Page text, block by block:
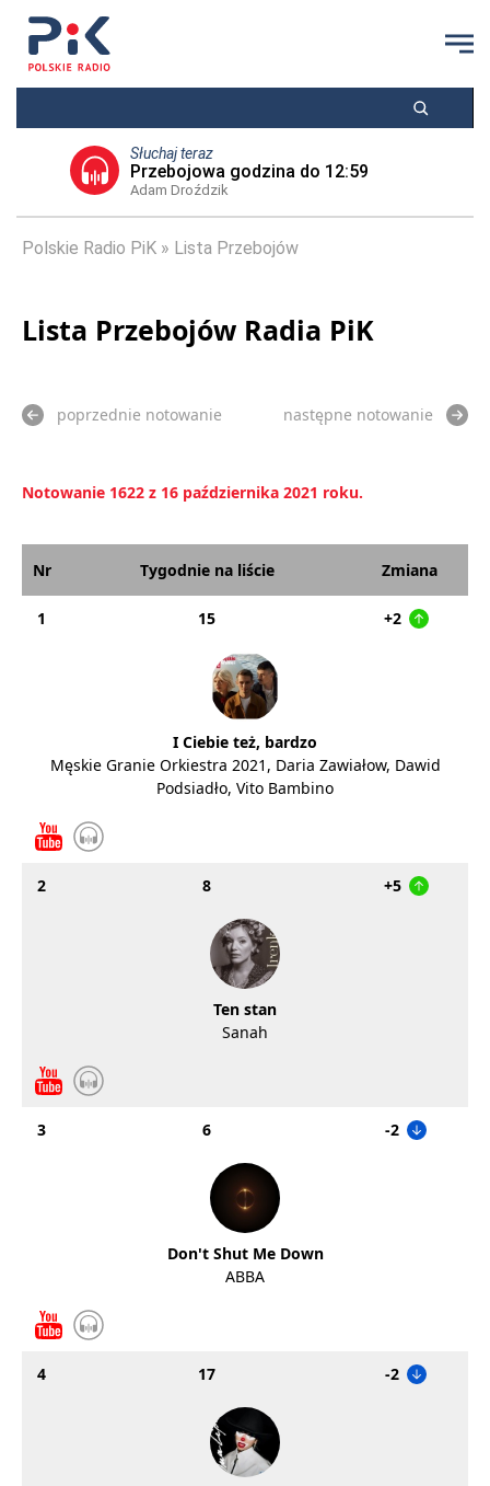
Słuchaj teraz
Przebojowa godzina do 12:59
Adam Droździk
Polskie Radio PiK Lista Przebojów
Lista Przebojów Radia PiK
poprzednie notowanie następne notowanie
Notowanie 1622 z 16 października 2021 roku.
Nr Tygodnie na liście Zmiana
1 15 +2
I Ciebie też, bardzo
Męskie Granie Orkiestra 2021, Daria Zawiałow, Dawid
Podsiadło, Vito Bambino
2 8 +5
Ten stan
Sanah
3 6 -2
Don't Shut Me Down
ABBA
4 17 -2